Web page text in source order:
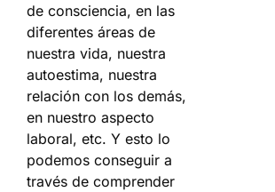
de consciencia, en las
diferentes áreas de
nuestra vida, nuestra
autoestima, nuestra
relación con los demás,
en nuestro aspecto
laboral, etc. Y esto lo
podemos conseguir a
través de comprender